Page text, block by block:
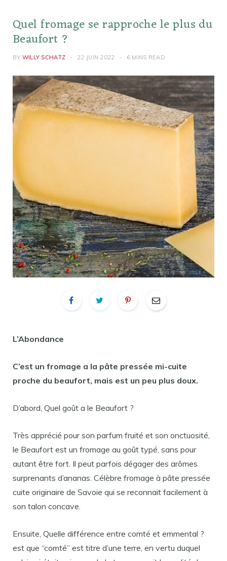
Quel fromage se rapproche le plus du
Beaufort ?
BY WILLY SCHATZ 22 JUIN 2022 6 MINS READ
L’Abondance
C’est un fromage a la pâte pressée mi-cuite
proche du beaufort, mais est un peu plus doux.
D’abord, Quel goût a le Beaufort ?
Très apprécié pour son parfum fruité et son onctuosité,
le Beaufort est un fromage au goût typé, sans pour
autant être fort. Il peut parfois dégager des arômes
surprenants d’ananas. Célèbre fromage à pâte pressée
cuite originaire de Savoie qui se reconnait facilement à
son talon concave.
Ensuite, Quelle différence entre comté et emmental ?
est que “comté” est titre d’une terre, en vertu duquel